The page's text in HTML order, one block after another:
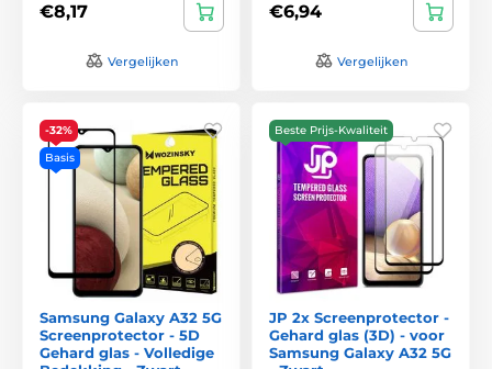
€8,17
Vergelijken
€6,94
Vergelijken
-32%
Basis
Samsung Galaxy A32 5G
Screenprotector - 5D
Gehard glas - Volledige
Beste Prijs-Kwaliteit
JP 2x Screenprotector -
Gehard glas (3D) - voor
Samsung Galaxy A32 5G